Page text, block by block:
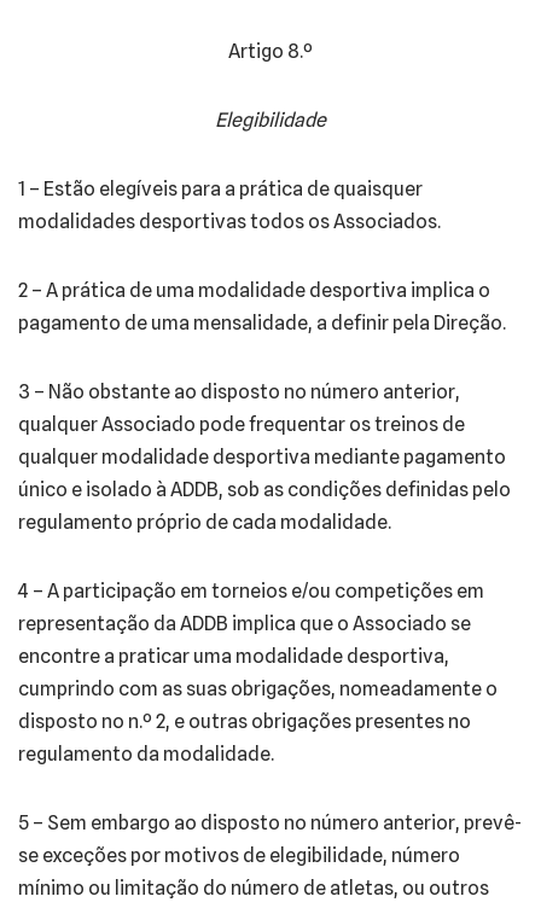
Artigo 8.º
Elegibilidade
1 – Estão elegíveis para a prática de quaisquer
modalidades desportivas todos os Associados.
2 – A prática de uma modalidade desportiva implica o
pagamento de uma mensalidade, a definir pela Direção.
3 – Não obstante ao disposto no número anterior,
qualquer Associado pode frequentar os treinos de
qualquer modalidade desportiva mediante pagamento
único e isolado à ADDB, sob as condições definidas pelo
regulamento próprio de cada modalidade.
4 – A participação em torneios e/ou competições em
representação da ADDB implica que o Associado se
encontre a praticar uma modalidade desportiva,
cumprindo com as suas obrigações, nomeadamente o
disposto no n.º 2, e outras obrigações presentes no
regulamento da modalidade.
5 – Sem embargo ao disposto no número anterior, prevê-
se exceções por motivos de elegibilidade, número
mínimo ou limitação do número de atletas, ou outros